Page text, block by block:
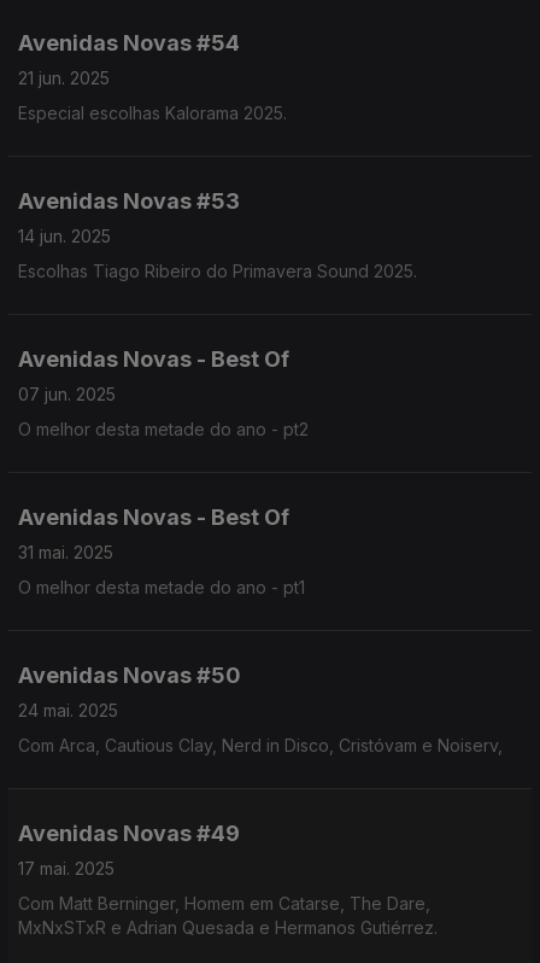
Avenidas Novas #54
21 jun. 2025
Especial escolhas Kalorama 2025.
Avenidas Novas #53
14 jun. 2025
Escolhas Tiago Ribeiro do Primavera Sound 2025.
Avenidas Novas - Best Of
07 jun. 2025
O melhor desta metade do ano - pt2
Avenidas Novas - Best Of
31 mai. 2025
O melhor desta metade do ano - pt1
Avenidas Novas #50
24 mai. 2025
Com Arca, Cautious Clay, Nerd in Disco, Cristóvam e Noiserv,
Avenidas Novas #49
17 mai. 2025
Com Matt Berninger, Homem em Catarse, The Dare,
MxNxSTxR e Adrian Quesada e Hermanos Gutiérrez.